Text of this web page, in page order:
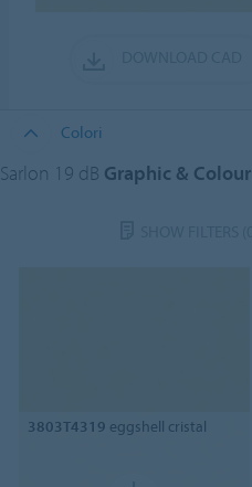
Colori
Sarlon 19 dB Graphic & Colour
3803T4319 eggshell cristal